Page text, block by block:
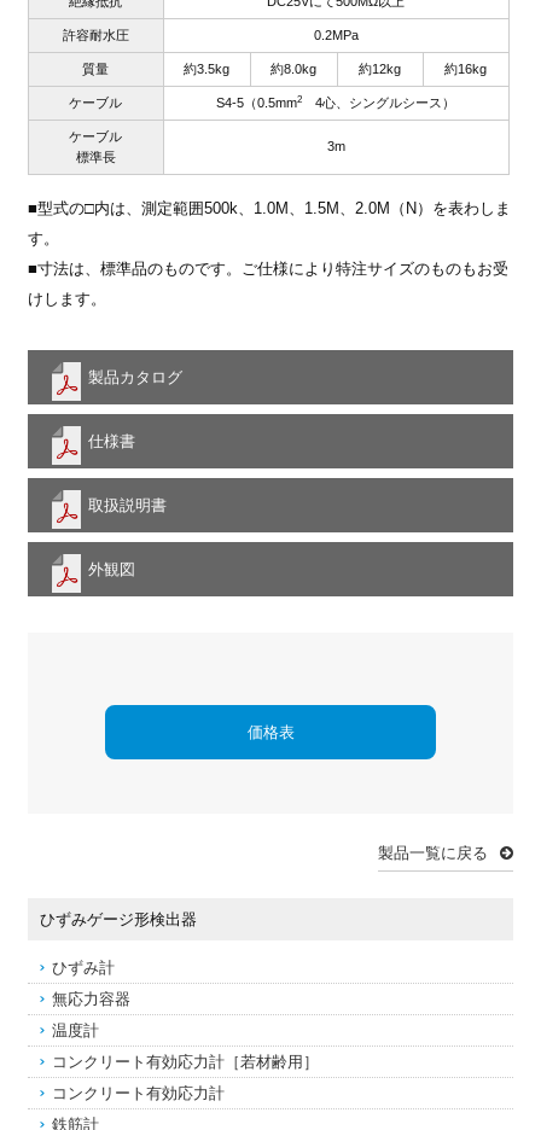
許容耐水圧 0.2MPa
質量 約3.5kg 約8.0kg 約12kg 約16kg
ケーブル S4-5（0.5mm2 4心、シングルシース）
ケーブル
標準長
3m
■型式の□内は、測定範囲500k、1.0M、1.5M、2.0M（N）を表わしま
す。
■寸法は、標準品のものです。ご仕様により特注サイズのものもお受
けします。
製品カタログ
仕様書
取扱説明書
外観図
価格表
製品一覧に戻る
ひずみゲージ形検出器
ひずみ計
無応力容器
温度計
コンクリート有効応力計［若材齢用］
コンクリート有効応力計
鉄筋計